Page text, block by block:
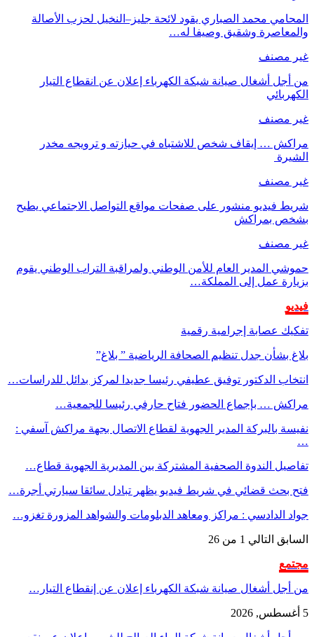
المحامي محمد الصباري يقود لائحة جليز–النخيل لحزب الأصالة
والمعاصرة وشقيق وصيفا له…
غير مصنف
من أجل أشغال صيانة شبكة الكهرباء إعلان عن انقطاع التيار
الكهربائي
غير مصنف
مراكش … إيقاف شخص للاشتباه في حيازته و ترويجه مخدر
الشيرة
غير مصنف
شريط فيديو منشور على صفحات مواقع التواصل الاجتماعي يطيح
بشخص بمراكش
غير مصنف
حموشي المدير العام للأمن الوطني ولمراقبة التراب الوطني يقوم
بزيارة عمل إلى المملكة…
فيديو
تفكيك عصابة إجرامية رقمية
بلاغ بشأن جدل تنظيم الصحافة الرياضية ” بلاغ”
انتخاب الدكتور توفيق عطيفي رئيسا جديدا لمركز بدائل للدراسات…
مراكش … بإجماع الحضور فتاح حارفي رئيسا للجمعية…
نفيسة بالبركة المدير الجهوية لقطاع الاتصال بجهة مراكش آسفي :
…
تفاصيل الندوة الصحفية المشتركة بين المديرية الجهوية قطاع…
فتح بحث قضائي في شريط فيديو يظهر تبادل سائقا سيارتي أجرة…
جواد الدادسي : مراكز ومعاهد الدبلومات والشواهد المزورة تغزو…
السابق التالي 1 من 26
مجتمع
من أجل أشغال صيانة شبكة الكهرباء إعلان عن إنقطاع التيار…
5 أغسطس, 2026